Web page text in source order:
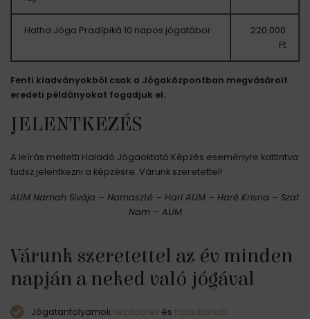
Hatha Jóga Pradípiká 10 napos jógatábor
220.000
Ft
Fenti kiadványokból csak a Jógaközpontban megvásárolt
eredeti példányokat fogadjuk el.
JELENTKEZÉS
A leírás melletti Haladó Jógaoktató Képzés eseményre kattintva
tudsz jelentkezni a képzésre. Várunk szeretettel!
AUM Namah Sivája – Namaszté – Hari AUM – Haré Krisna – Szat
Nam – AUM
Várunk szeretettel az év minden
napján a neked való jógával
Jógatanfolyamok kezdőknek és haladóknak.